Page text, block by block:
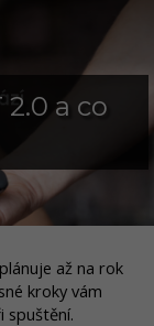
a co
až na rok
kroky vám
spuštění.